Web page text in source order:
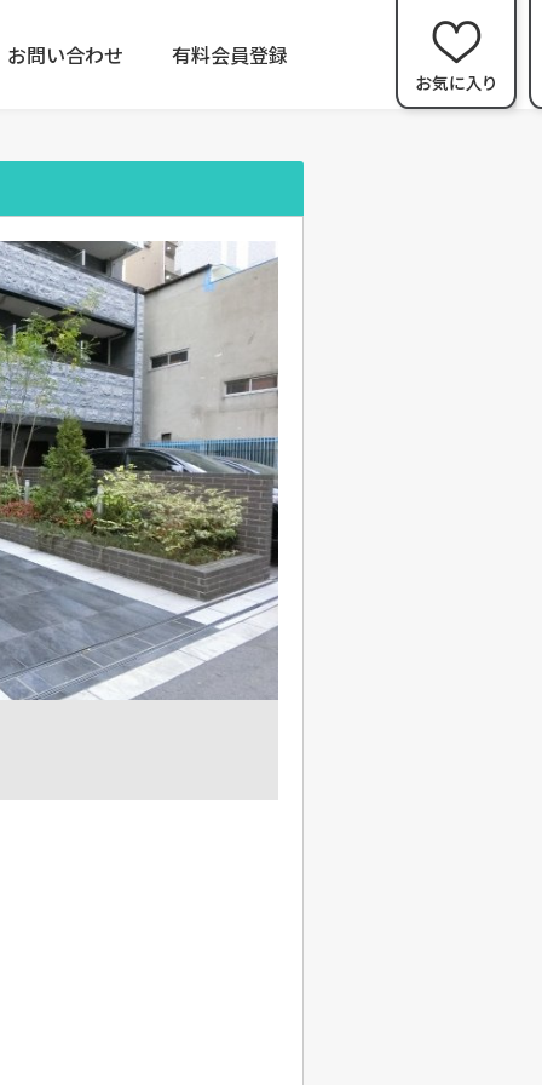
お問い合わせ 有料会員登録